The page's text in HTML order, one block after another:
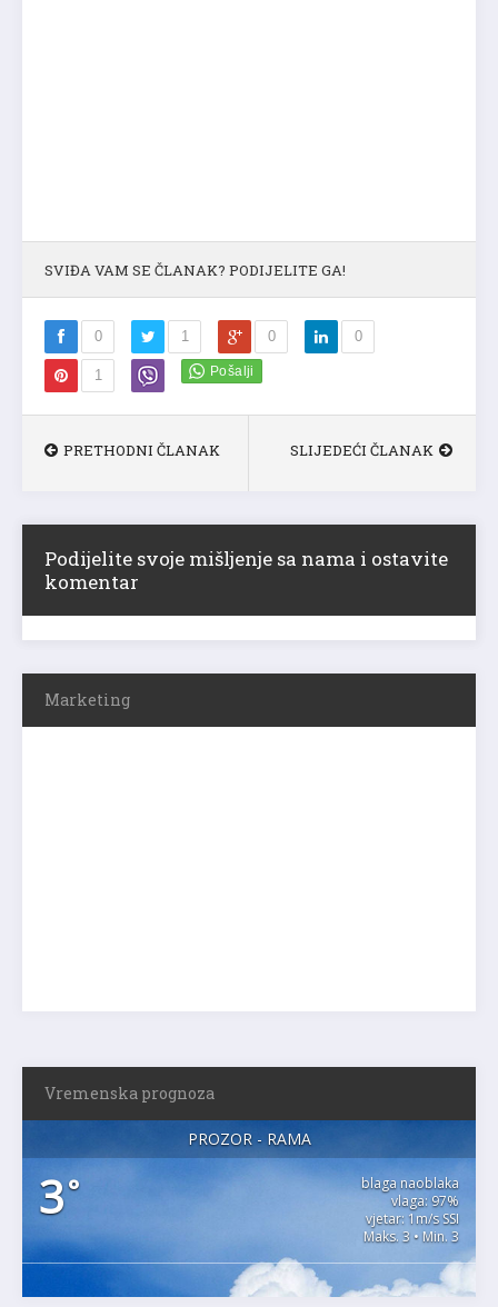
SVIĐA VAM SE ČLANAK? PODIJELITE GA!
0 1 0 0
1
PRETHODNI ČLANAK SLIJEDEĆI ČLANAK
Podijelite svoje mišljenje sa nama i ostavite
komentar
Marketing
Vremenska prognoza
PROZOR - RAMA
3°
blaga naoblaka
vlaga: 97%
vjetar: 1m/s SSI
Maks. 3 • Min. 3